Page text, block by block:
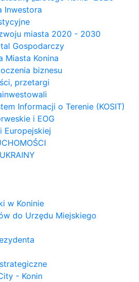
Inwestora
miasta 2020 - 2030
Gospodarczy
Miasta Konina
biznesu
przetargi
Informacji o Terenie (KOSIT)
i EOG
Europejskiej
w Koninie
do Urzędu Miejskiego
- Konin